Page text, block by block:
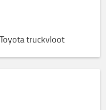
truckvloot